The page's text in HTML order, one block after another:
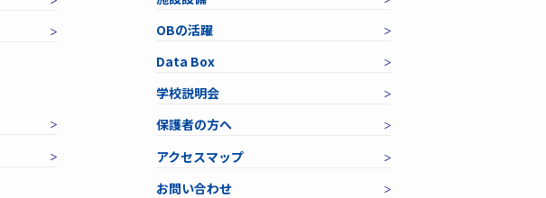
OBの活躍
Data Box
学校説明会
保護者の方へ
アクセスマップ
お問い合わせ